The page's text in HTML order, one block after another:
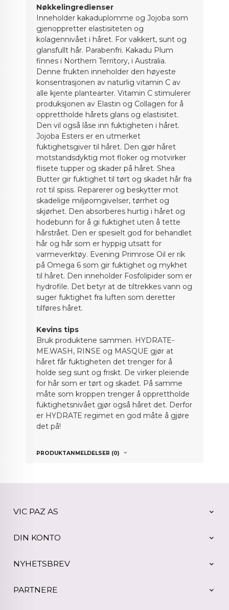
Nøkkelingredienser
Inneholder kakaduplomme og Jojoba som
gjenoppretter elastisiteten og
kolagennivået i håret. For vakkert, sunt og
glansfullt hår. Parabenfri. Kakadu Plum
finnes i Northern Territory, i Australia.
Denne frukten inneholder den høyeste
konsentrasjonen av naturlig vitamin C av
alle kjente plantearter. Vitamin C stimulerer
produksjonen av Elastin og Collagen for å
opprettholde hårets glans og elastisitet.
Den vil også låse inn fuktigheten i håret.
Jojoba Esters er en utmerket
fuktighetsgiver til håret. Den gjør håret
motstandsdyktig mot floker og motvirker
flisete tupper og skader på håret. Shea
Butter gir fuktighet til tørt og skadet hår fra
rot til spiss. Reparerer og beskytter mot
skadelige miljøomgivelser, tørrhet og
skjørhet. Den absorberes hurtig i håret og
hodebunn for å gi fuktighet uten å tette
hårstrået. Den er spesielt god for behandlet
hår og hår som er hyppig utsatt for
varmeverktøy. Evening Primrose Oil er rik
på Omega 6 som gir fuktighet og mykhet
til håret. Den inneholder Fosfolipider som er
hydrofile. Det betyr at de tiltrekkes vann og
suger fuktighet fra luften som deretter
tilføres håret.
Kevins tips
Bruk produktene sammen. HYDRATE-
ME.WASH, RINSE og MASQUE gjør at
håret får fuktigheten det trenger for å
holde seg sunt og friskt. De virker pleiende
for hår som er tørt og skadet. På samme
måte som kroppen trenger å opprettholde
fuktighetsnivået gjør også håret det. Derfor
er HYDRATE regimet en god måte å gjøre
det på!
PRODUKTANMELDELSER (0)
VIC PAZ AS
DIN KONTO
NYHETSBREV
PARTNERE